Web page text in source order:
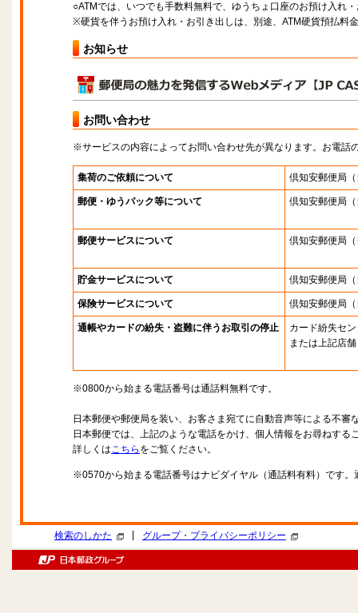
○ATMでは、いつでも手数料無料で、ゆうちょ口座のお預け入れ
※硬貨を伴うお預け入れ・お引き出しは、別途、ATM硬貨預払料
お知らせ
お問い合わせ
※サービスの内容によってお問い合わせ先が異なります。お電話
集荷のご依頼について 倶知安郵便局
郵便・ゆうパック等について 倶知安郵便局
郵便サービスについて 倶知安郵便局
貯金サービスについて 倶知安郵便局
保険サービスについて 倶知安郵便局
通帳やカードの紛失・盗難に伴うお取引の停止
カード紛失セ
または上記店舗
※0800から始まる電話番号は通話料無料です。
日本郵便や郵便局を装い、お客さま宛てに自動音声等による不審
日本郵便では、上記のような電話をかけ、個人情報をお尋ねする
詳しくはこちら をご覧ください。
※0570から始まる電話番号はナビダイヤル（通話料有料）です
検索のしかた グループ・プライバシーポリシー